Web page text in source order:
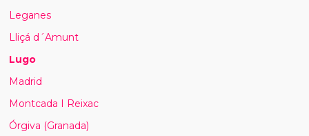
Leganes
Lliçá d´Amunt
Lugo
Madrid
Montcada I Reixac
Órgiva (Granada)